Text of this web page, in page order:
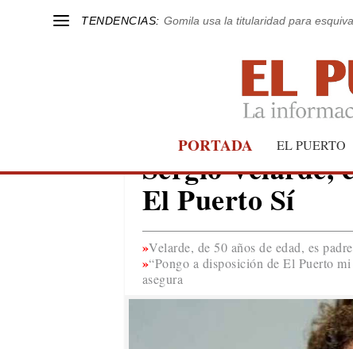
TENDENCIAS: Gomila usa la titularidad para
PORTADA EL PUERTO
EL PUERTO
Sergio Velarde,
El Puerto Sí
Velarde, de 50 años de edad, es
“Pongo a disposición de El Puerto
asegura